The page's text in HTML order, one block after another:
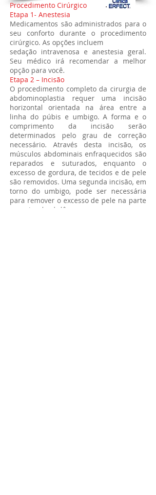
Procedimento Cirúrgico
Etapa 1- Anestesia
Medicamentos são administrados para o
seu conforto durante o procedimento
cirúrgico. As opções incluem
sedação intravenosa e anestesia geral.
Seu médico irá recomendar a melhor
opção para você.
Etapa 2 – Incisão
O procedimento completo da cirurgia de
abdominoplastia requer uma incisão
horizontal orientada na área entre a
linha do púbis e umbigo. A forma e o
comprimento da incisão serão
determinados pelo grau de correção
necessário. Através desta incisão, os
músculos abdominais enfraquecidos são
reparados e suturados, enquanto o
excesso de gordura, de tecidos e de pele
são removidos. Uma segunda incisão, em
torno do umbigo, pode ser necessária
para remover o excesso de pele na parte
superior do abdômen.